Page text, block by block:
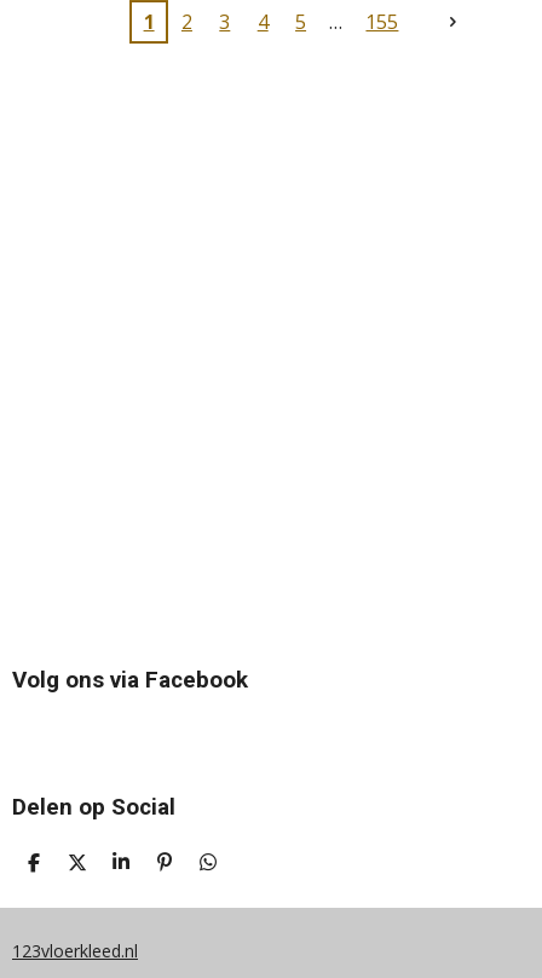
1
2 3 4 5 155
Volg ons via Facebook
Delen op Social
D
L
N
D
E
S
A
E
P
N
D
L
123vloerkleed.nl